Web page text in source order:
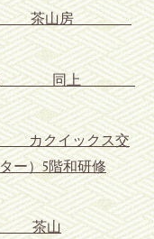
日 茶山房
～6日 同上
イックス交
ー）5階和研修
茶山